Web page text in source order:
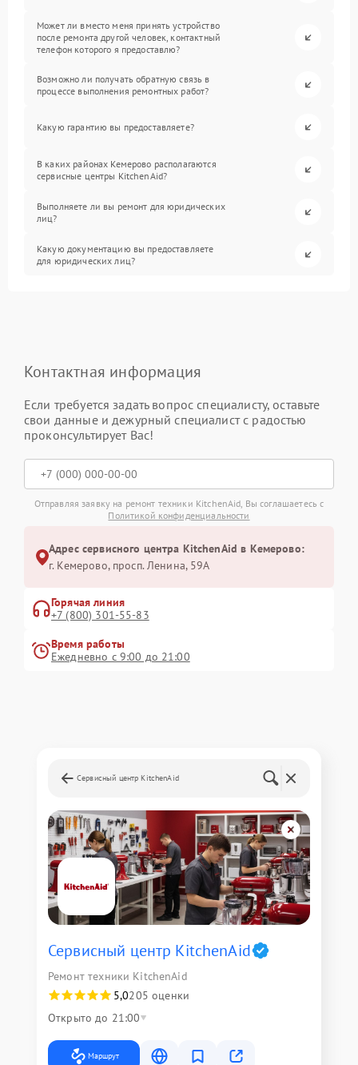
Может ли вместо меня принять устройство
после ремонта другой человек, контактный
телефон которого я предоставлю?
Возможно ли получать обратную связь в
процессе выполнения ремонтных работ?
Какую гарантию вы предоставляете?
В каких районах Кемерово располагаются
сервисные центры KitchenAid?
Выполняете ли вы ремонт для юридических
лиц?
Какую документацию вы предоставляете
для юридических лиц?
Контактная информация
Если требуется задать вопрос специалисту, оставьте
свои данные и дежурный специалист с радостью
проконсультирует Вас!
Отправляя заявку на ремонт техники KitchenAid, Вы соглашаетесь с
Политикой конфиденциальности
Адрес сервисного центра KitchenAid в Кемерово:
г. Кемерово, просп. Ленина, 59А
Горячая линия
+7 (800) 301-55-83
Время работы
Ежедневно с 9:00 до 21:00
Сервисный центр KitchenAid
Сервисный центр KitchenAid
Ремонт техники KitchenAid
5,0205 оценки
Открыто до 21:00
Маршрут